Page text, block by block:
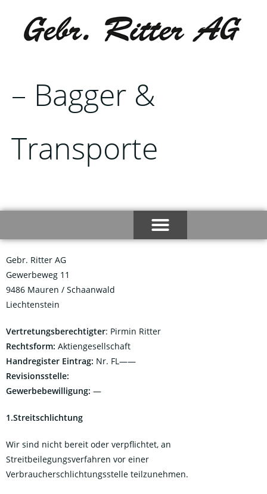
– Bagger &
Transporte
Gebr. Ritter AG
Gewerbeweg 11
9486 Mauren / Schaanwald
Liechtenstein
Vertretungsberechtigter: Pirmin Ritter
Rechtsform: Aktiengesellschaft
Handregister Eintrag: Nr. FL——
Revisionsstelle:
Gewerbebewilligung: —
1.Streitschlichtung
Wir sind nicht bereit oder verpflichtet, an
Streitbeilegungsverfahren vor einer
Verbraucherschlichtungsstelle teilzunehmen.